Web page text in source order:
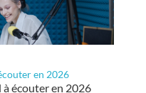
en 2026
à écouter en 2026